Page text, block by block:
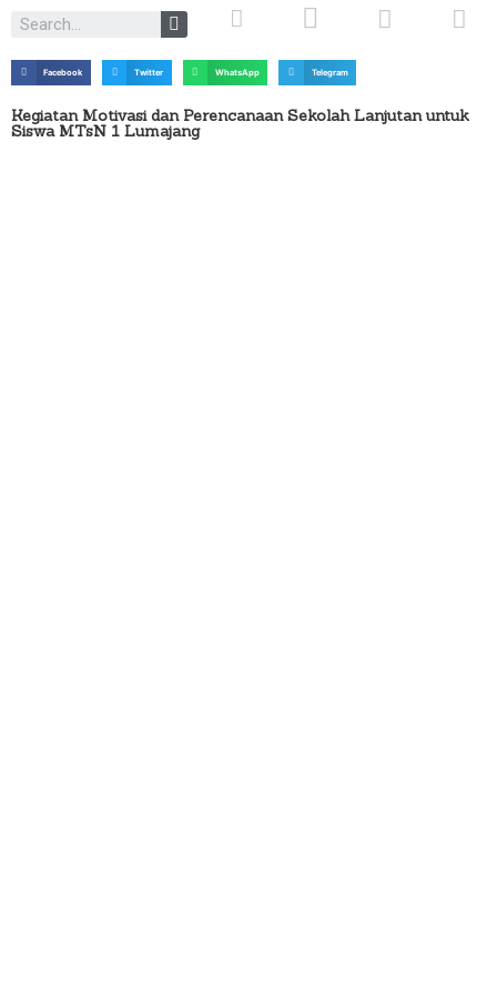
Facebook Twitter WhatsApp Telegram
Kegiatan Motivasi dan Perencanaan Sekolah Lanjutan untuk
Siswa MTsN 1 Lumajang